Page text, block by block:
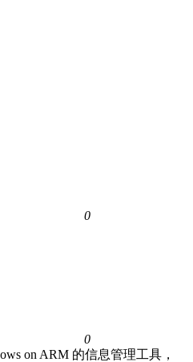
0
0
on ARM 的信息管理工具，